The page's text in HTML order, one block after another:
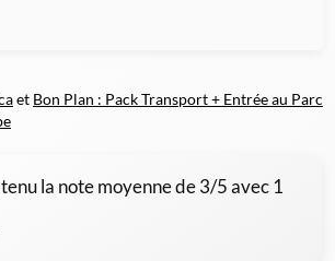
et Bon Plan : Pack Transport + Entrée au Parc
la note moyenne de3/5 avec1